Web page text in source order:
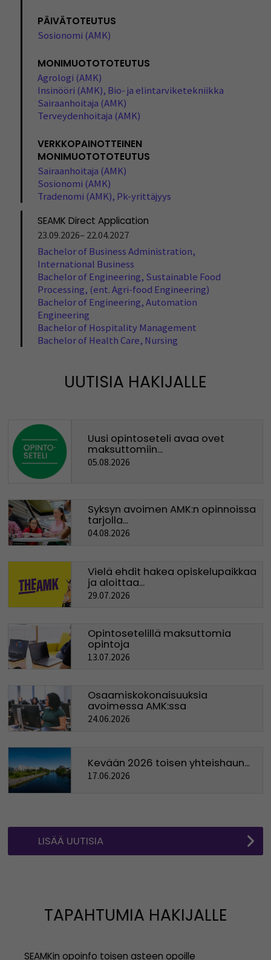
PÄIVÄTOTEUTUS
Sosionomi (AMK)
MONIMUOTOTOTEUTUS
Agrologi (AMK)
Insinööri (AMK), Bio- ja elintarviketekniikka
Sairaanhoitaja (AMK)
Terveydenhoitaja (AMK)
VERKKOPAINOTTEINEN
MONIMUOTOTOTEUTUS
Sairaanhoitaja (AMK)
Sosionomi (AMK)
Tradenomi (AMK), Pk-yrittäjyys
SEAMK Direct Application
23.09.2026– 22.04.2027
Bachelor of Business Administration,
International Business
Bachelor of Engineering, Sustainable Food
Processing, (ent. Agri-food Engineering)
Bachelor of Engineering, Automation
Engineering
Bachelor of Hospitality Management
Bachelor of Health Care, Nursing
UUTISIA HAKIJALLE
Uusi opintoseteli avaa ovet
maksuttomiin...
05.08.2026
Syksyn avoimen AMK:n opinnoissa
tarjolla...
04.08.2026
Vielä ehdit hakea opiskelupaikkaa
ja aloittaa...
29.07.2026
Opintosetelillä maksuttomia
opintoja
13.07.2026
Osaamiskokonaisuuksia
avoimessa AMK:ssa
24.06.2026
Kevään 2026 toisen yhteishaun...
17.06.2026
LISÄÄ UUTISIA
TAPAHTUMIA HAKIJALLE
SEAMKin opoinfo toisen asteen opoille